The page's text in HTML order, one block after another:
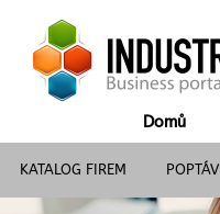
Domů
KATALOG FIREM